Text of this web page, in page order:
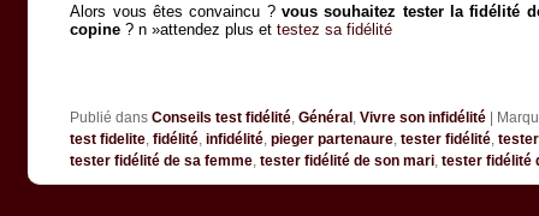
Alors vous êtes convaincu ?vous souhaitez tester la fidélité
copine ? n »attendez plus ettestez sa fidélité
Publié dans Conseils test fidélité,Général ,Vivre son infidélité
test fidelite,fidélité,infidélité,pieger partenaure,tester fidélité,
tester fidélité de sa femme,tester fidélité de son mari,tester fidélité